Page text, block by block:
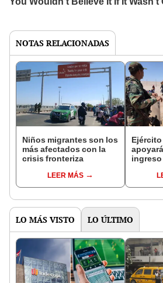
NOTAS RELACIONADAS
Niños migrantes son los
más afectados con la
crisis fronteriza
LEER MÁS
LO MÁS VISTO LO ÚLTIMO